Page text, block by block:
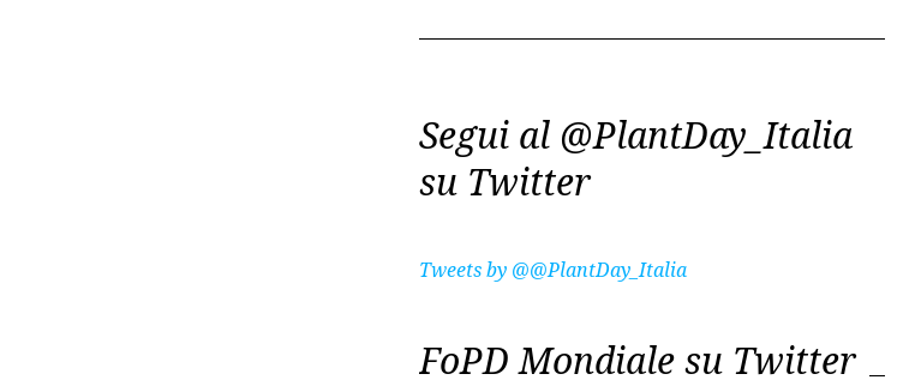
Segui al @PlantDay_Italia
su Twitter
Tweets by @@PlantDay_Italia
FoPD Mondiale su Twitter